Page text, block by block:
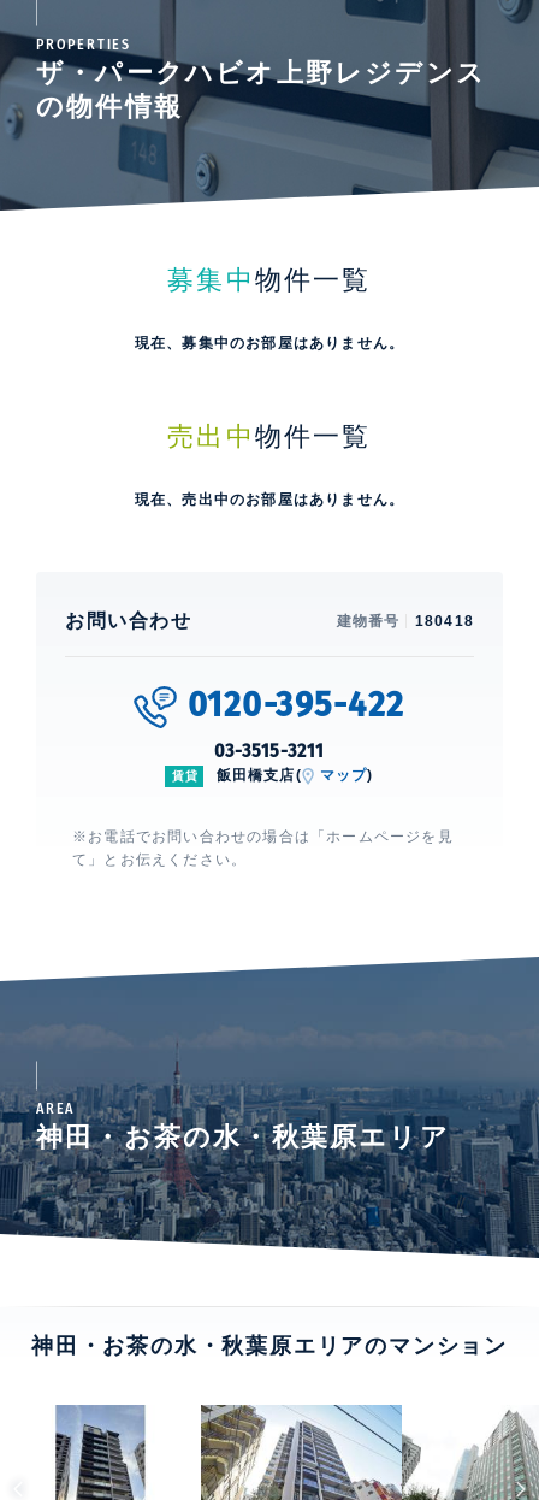
PROPERTIES
ザ・パークハビオ上野レジデンス
の物件情報
募集中 物件一覧
現在、募集中のお部屋はありません。
売出中 物件一覧
現在、売出中のお部屋はありません。
お問い合わせ 建物番号 180418
0120-395-422
03-3515-3211
賃貸 飯田橋支店( マップ)
※お電話でお問い合わせの場合は「ホームページを見
て」とお伝えください。
AREA
神田・お茶の水・秋葉原エリア
神田・お茶の水・秋葉原エリアのマンション